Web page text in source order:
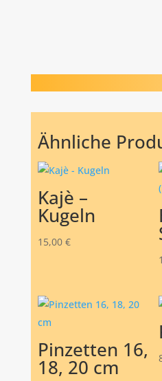
Ähnliche
Kajè –
Kugeln
15,00 €
Pinzetten 16,
18, 20 cm